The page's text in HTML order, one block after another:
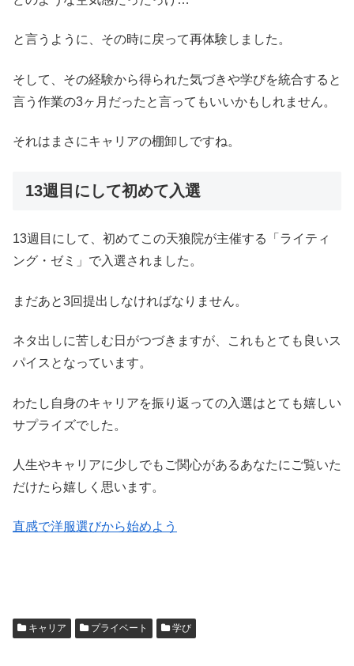
と言うように、その時に戻って再体験しました。
そして、その経験から得られた気づきや学びを統合すると
言う作業の3ヶ月だったと言ってもいいかもしれません。
それはまさにキャリアの棚卸しですね。
13週目にして初めて入選
13週目にして、初めてこの天狼院が主催する「ライティ
ング・ゼミ」で入選されました。
まだあと3回提出しなければなりません。
ネタ出しに苦しむ日がつづきますが、これもとても良いス
パイスとなっています。
わたし自身のキャリアを振り返っての入選はとても嬉しい
サプライズでした。
人生やキャリアに少しでもご関心があるあなたにご覧いた
だけたら嬉しく思います。
直感で洋服選びから始めよう
キャリア プライベート 学び